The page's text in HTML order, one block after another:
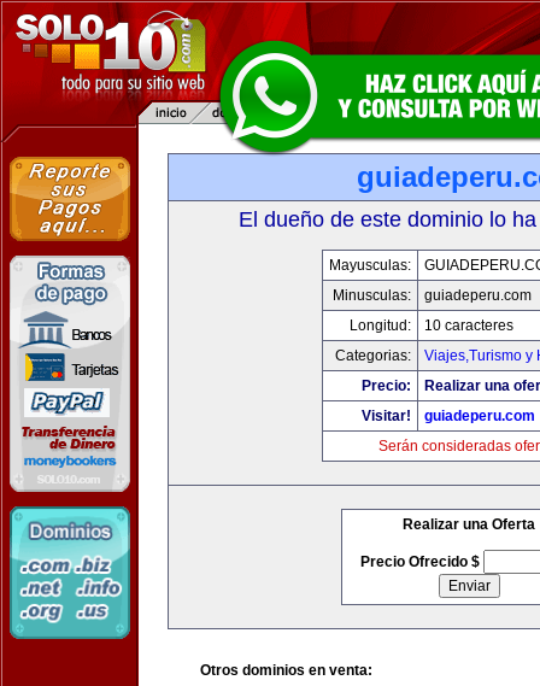
El dueño de este dominio lo
Mayusculas:
Minusculas:
guiadeperu.com
Longitud:
10 caracteres
Categorias:
Viajes,Turismo y
Precio:
Realizar una
Visitar!
guiadeperu.com
Serán consideradas
Realizar una Oferta
Precio Ofrecido $
Otros dominios en venta: